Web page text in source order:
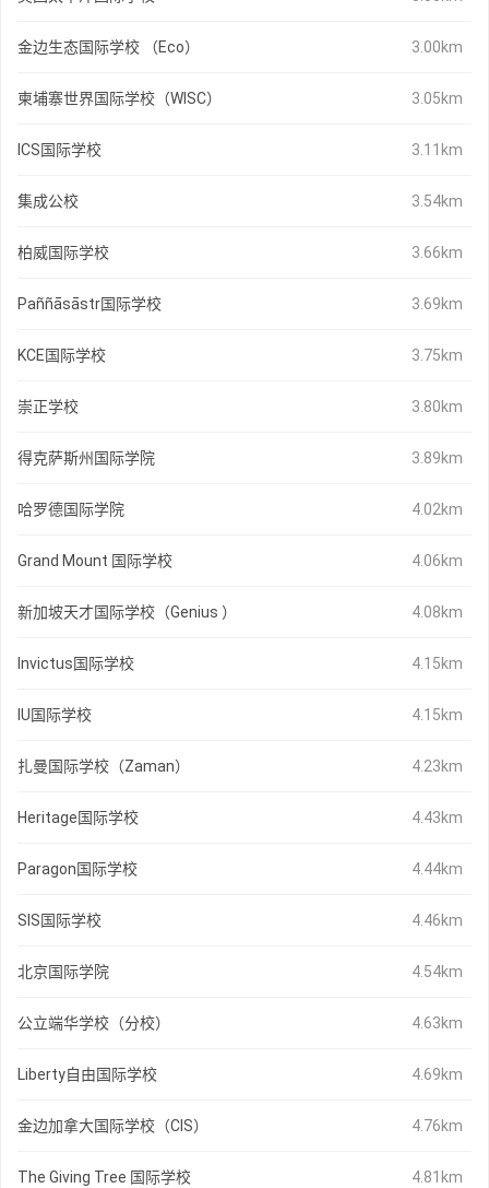
金边生态国际学校 （Eco） 3.00km
柬埔寨世界国际学校（WISC） 3.05km
ICS国际学校 3.11km
集成公校 3.54km
柏威国际学校 3.66km
Paññāsāstr国际学校 3.69km
KCE国际学校 3.75km
崇正学校 3.80km
得克萨斯州国际学院 3.89km
哈罗德国际学院 4.02km
Grand Mount 国际学校 4.06km
新加坡天才国际学校（Genius ） 4.08km
Invictus国际学校 4.15km
IU国际学校 4.15km
扎曼国际学校（Zaman） 4.23km
Heritage国际学校 4.43km
Paragon国际学校 4.44km
SIS国际学校 4.46km
北京国际学院 4.54km
公立端华学校（分校） 4.63km
Liberty自由国际学校 4.69km
金边加拿大国际学校（CIS） 4.76km
The Giving Tree 国际学校 4.81km